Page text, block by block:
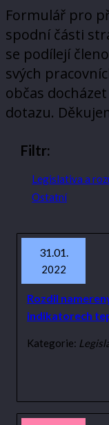
Formulář pro
spodní části
se podílejí
svých
občas
dotazu.
Filtr:
Legislativa a
Ostatní
31.01.
2022
Rozdil
indikatorech
Kategorie: